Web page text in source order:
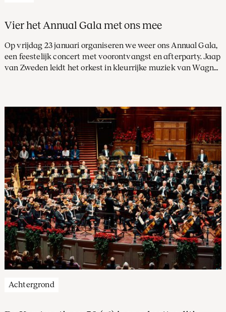
Vier het Annual Gala met ons mee
Op vrijdag 23 januari organiseren we weer ons Annual Gala,
een feestelijk concert met voorontvangst en afterparty. Jaap
van Zweden leidt het orkest in kleurrijke muziek van Wagner
Achtergrond